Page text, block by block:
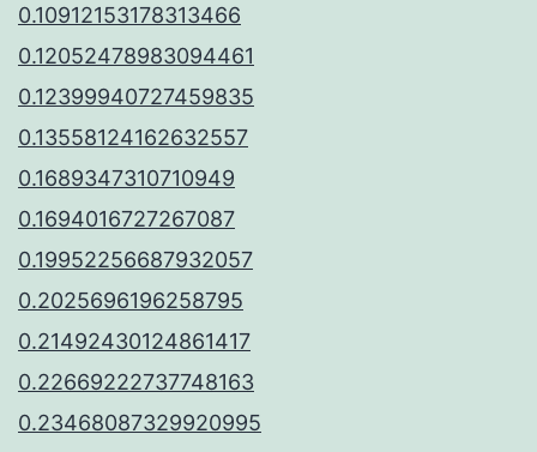
0.10912153178313466
0.12052478983094461
0.12399940727459835
0.13558124162632557
0.1689347310710949
0.1694016727267087
0.19952256687932057
0.2025696196258795
0.21492430124861417
0.22669222737748163
0.23468087329920995